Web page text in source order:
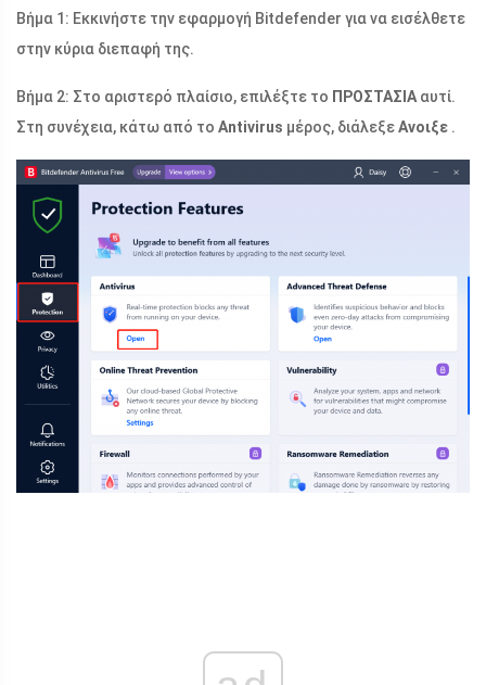
Βήμα 1: Εκκινήστε την εφαρμογή Bitdefender για να εισέλθετε
στην κύρια διεπαφή της.
Βήμα 2: Στο αριστερό πλαίσιο, επιλέξτε το ΠΡΟΣΤΑΣΙΑ αυτί.
Στη συνέχεια, κάτω από το Antivirus μέρος, διάλεξεΑνοιξε .